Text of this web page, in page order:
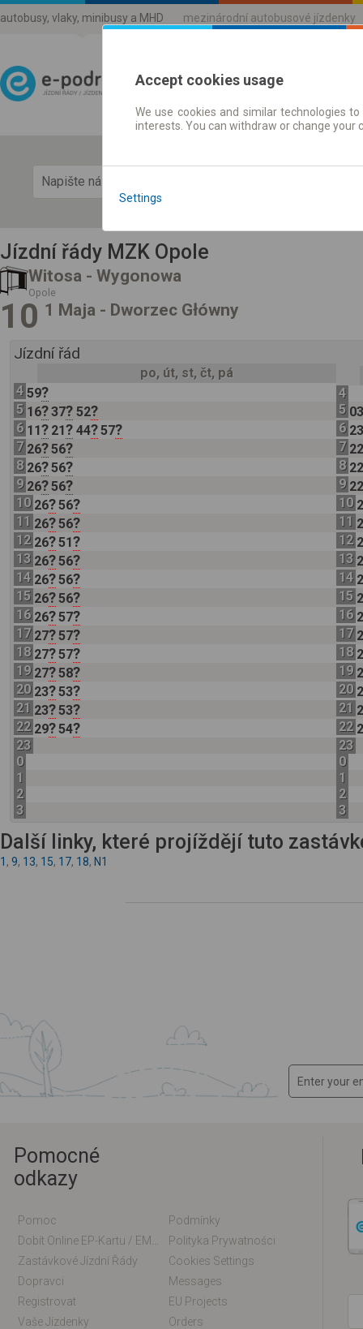
autobusy, vlaky, minibusy a MHD mezinárodní autobusové jízdenky
Jízdni řády a jízdenky
Jízdní řády MZK Opole
Witosa - Wygonowa
Opole
10 1 Maja - Dworzec Główny
Jízdní řád
po, út, st, čt, pá
4 59?
5 16?37? 52?
6 11? 21? 44?57?
7 26?56?
8 26?56?
9 26?56?
10 26?56?
11 26?56?
12 26?51?
13 26?56?
14 26?56?
15 26?56?
16 26?57?
17 27?57?
18 27?57?
19 27?58?
20 23?53?
21 23?53?
22 29?54?
23
0
1
2
3
4
5
6
7
8
9
10
11
12
13
14
15
16
17
18
19
20
21
22
23
0
1
2
3
Další linky, které projíždějí tuto
1 , 9, 13, 15, 17, 18, N1
Pomocné
odkazy
Pomoc
Podmínky
Polityka Prywatności
Zastávkové Jízdní Řády
Cookies Settings
Dopravci
Messages
Registrovat
EU Projects
Vaše Jízdenky
Orders
Accept cookies usage
We use cookies and similar technologies
interests. You can withdraw or change
Settings